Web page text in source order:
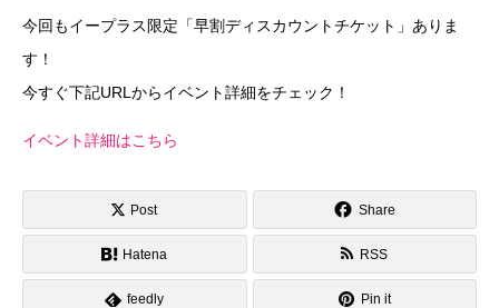
今回もイープラス限定「早割ディスカウントチケット」ありま
す！
今すぐ下記URLからイベント詳細をチェック！
イベント詳細はこちら
Post Share
Hatena RSS
feedly Pin it